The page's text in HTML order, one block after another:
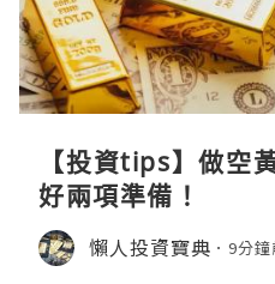
【投資tips】做空
好兩項準備！
懶人投資寶典 9分鐘